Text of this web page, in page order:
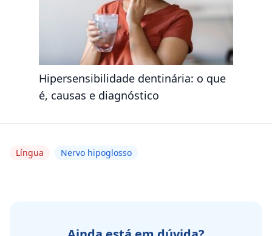
Hipersensibilidade dentinária: o que
é, causas e diagnóstico
Língua Nervo hipoglosso